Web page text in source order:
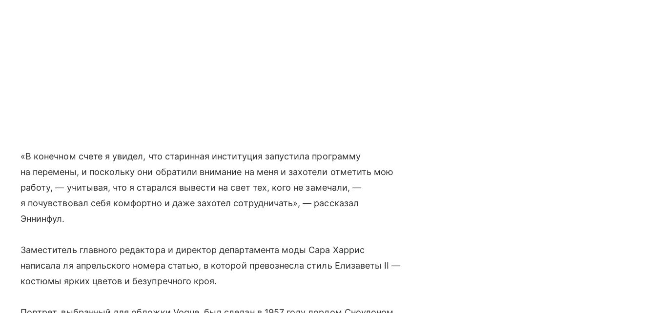
«В конечном счете я увидел, что старинная институция запустила программу
на перемены, и поскольку они обратили внимание на меня и захотели отметить мою
работу, — учитывая, что я старался вывести на свет тех, кого не замечали, —
я почувствовал себя комфортно и даже захотел сотрудничать», — рассказал
Эннинфул.
Заместитель главного редактора и директор департамента моды Сара Харрис
написала ля апрельского номера статью, в которой превознесла стиль Елизаветы II —
костюмы ярких цветов и безупречного кроя.